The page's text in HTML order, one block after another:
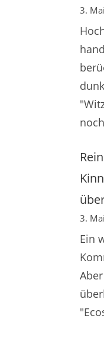
3.
3.
Ein